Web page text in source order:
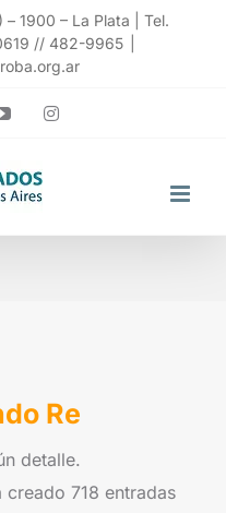
– 1900 – La Plata | Tel.
// 482-9965
YouTubeInstagram
Re
detalle.
creado 718 entradas